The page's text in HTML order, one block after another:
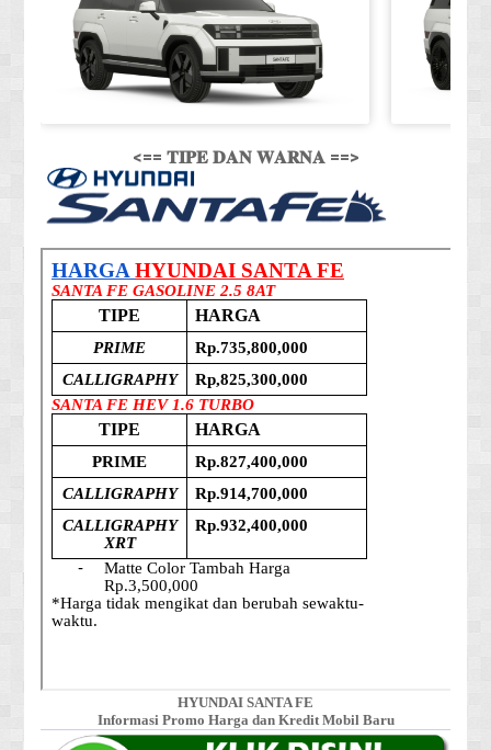
<== 𝐓𝐈𝐏𝐄 𝐃𝐀𝐍 𝐖𝐀𝐑𝐍𝐀 ==>
HYUNDAI SANTA FE
Informasi Promo Harga dan Kredit Mobil Baru